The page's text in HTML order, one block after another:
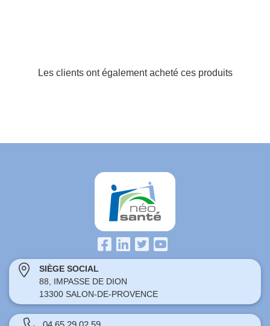
Les clients ont également acheté ces produits
SIÈGE SOCIAL
88, IMPASSE DE DION
13300 SALON-DE-PROVENCE